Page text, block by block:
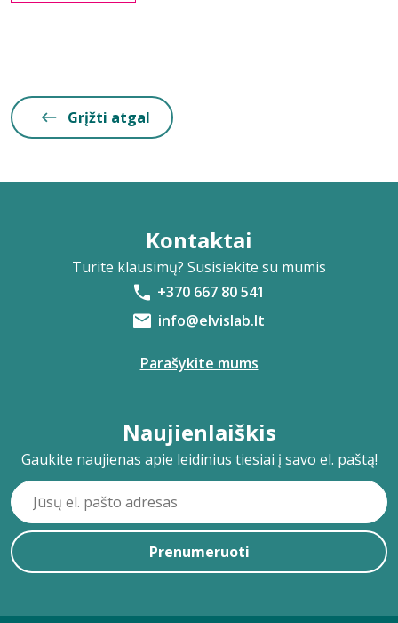
Grįžti atgal
Kontaktai
Turite klausimų? Susisiekite su mumis
+370 667 80 541
info@elvislab.lt
Parašykite mums
Naujienlaiškis
Gaukite naujienas apie leidinius tiesiai į savo el. paštą!
Prenumeruoti